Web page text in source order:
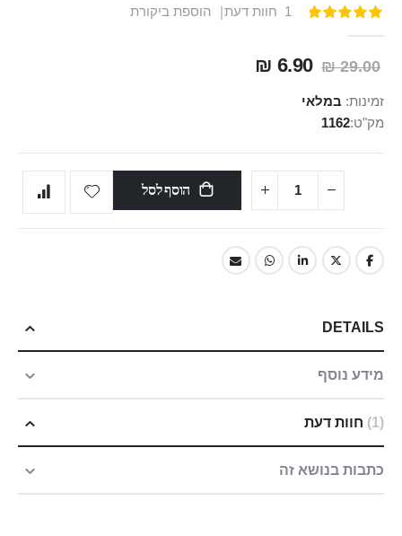
דירוג:
1 חוות דעת הוספת ביקורת
29.00 ₪
6.90 ₪
זמינות: במלאי
מק"ט 1162
הוסף לסל
DETAILS
מידע נוסף
1 חוות דעת
כתבות בנושא זה